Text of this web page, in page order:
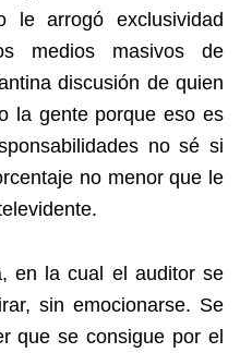
le arrogó exclusividad
medios masivos de
discusión de quien
la gente porque eso es
no sé si
no menor que le
en la cual el auditor se
sin emocionarse. Se
que se consigue por el